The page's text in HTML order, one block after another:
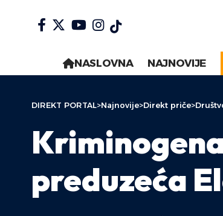
NASLOVNA NAJNOVIJE
DIREKT PORTAL>Najnovije>Direkt priče>
preduzeća